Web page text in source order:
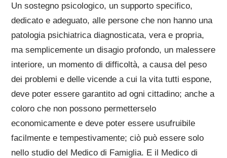
Un sostegno psicologico, un supporto specifico,
dedicato e adeguato, alle persone che non hanno una
patologia psichiatrica diagnosticata, vera e propria,
ma semplicemente un disagio profondo, un malessere
interiore, un momento di difficoltà, a causa del peso
dei problemi e delle vicende a cui la vita tutti espone,
deve poter essere garantito ad ogni cittadino; anche a
coloro che non possono permetterselo
economicamente e deve poter essere usufruibile
facilmente e tempestivamente; ciò può essere solo
nello studio del Medico di Famiglia. E il Medico di